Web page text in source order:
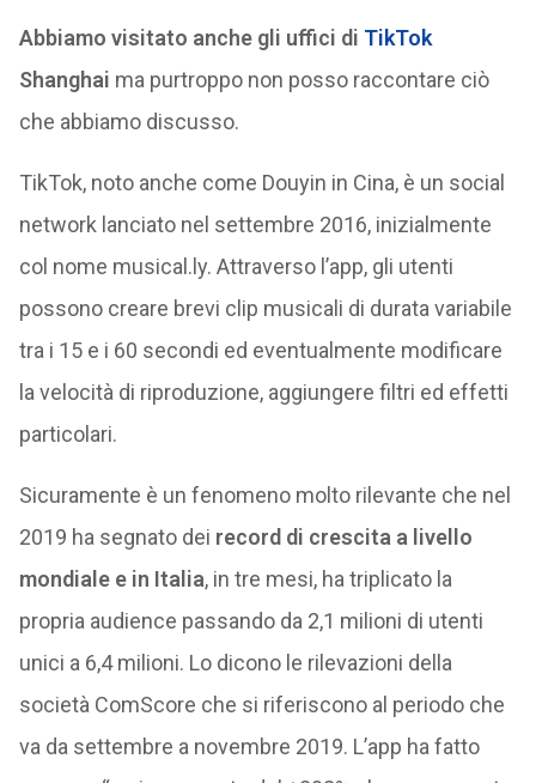
Abbiamo visitato anche gli uffici di TikTok
Shanghai ma purtroppo non posso raccontare ciò
che abbiamo discusso.
TikTok, noto anche come Douyin in Cina, è un social
network lanciato nel settembre 2016, inizialmente
col nome musical.ly. Attraverso l’app, gli utenti
possono creare brevi clip musicali di durata variabile
tra i 15 e i 60 secondi ed eventualmente modificare
la velocità di riproduzione, aggiungere filtri ed effetti
particolari.
Sicuramente è un fenomeno molto rilevante che nel
2019 ha segnato dei record di crescita a livello
mondiale e in Italia, in tre mesi, ha triplicato la
propria audience passando da 2,1 milioni di utenti
unici a 6,4 milioni. Lo dicono le rilevazioni della
società ComScore che si riferiscono al periodo che
va da settembre a novembre 2019. L’app ha fatto